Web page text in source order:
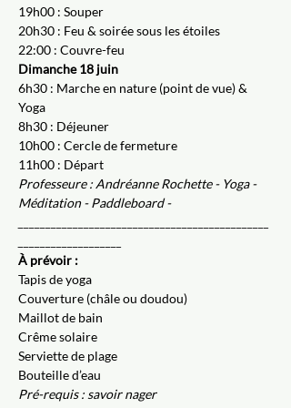
19h00 : Souper
20h30 : Feu & soirée sous les étoiles
22:00 : Couvre-feu
Dimanche 18 juin
6h30 : Marche en nature (point de vue) &
Yoga
8h30 : Déjeuner
10h00 : Cercle de fermeture
11h00 : Départ
Professeure : Andréanne Rochette - Yoga -
Méditation - Paddleboard -
À prévoir :
Tapis de yoga
Couverture (châle ou doudou)
Maillot de bain
Crême solaire
Serviette de plage
Bouteille d’eau
Pré-requis : savoir nager